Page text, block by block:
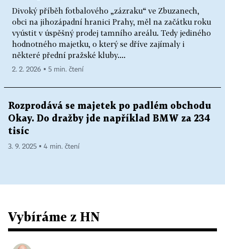
Divoký příběh fotbalového „zázraku“ ve Zbuzanech,
obci na jihozápadní hranici Prahy, měl na začátku roku
vyústit v úspěšný prodej tamního areálu. Tedy jediného
hodnotného majetku, o který se dříve zajímaly i
některé přední pražské kluby....
2. 2. 2026 ▪ 5 min. čtení
Rozprodává se majetek po padlém obchodu
Okay. Do dražby jde například BMW za 234
tisíc
3. 9. 2025 ▪ 4 min. čtení
Vybíráme z HN